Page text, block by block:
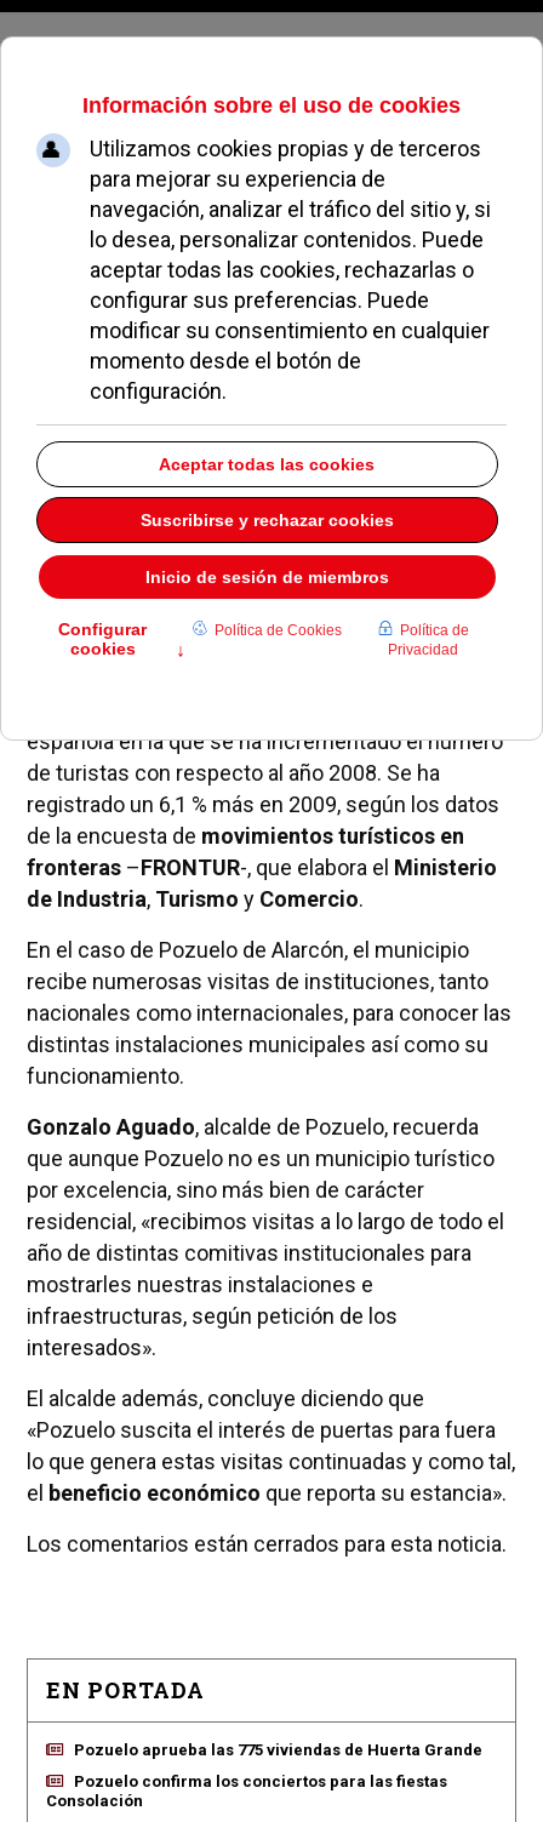
Viernes, 07 de agosto de 2026
Gonzalo Aguado acude a FITUR
PAULA GARCÍA NOTICIAS DE POZUELO 27 ENERO 2010
Pozuelo de Alarcón
acompañó a la
Presidenta Regional, Esperanza Aguirre, en la
española en la que se ha incrementado el número
de turistas con respecto al año 2008. Se ha
registrado un 6,1 % más en 2009, según los datos
de la encuesta de movimientos turísticos en
fronteras–FRONTUR-, que elabora el Ministerio
de Industria, Turismo y Comercio.
En el caso de Pozuelo de Alarcón, el municipio
recibe numerosas visitas de instituciones, tanto
nacionales como internacionales, para conocer las
distintas instalaciones municipales así como su
funcionamiento.
Gonzalo Aguado, alcalde de Pozuelo, recuerda
que aunque Pozuelo no es un municipio turístico
por excelencia, sino más bien de carácter
residencial, «recibimos visitas a lo largo de todo el
año de distintas comitivas institucionales para
mostrarles nuestras instalaciones e
infraestructuras, según petición de los
interesados».
El alcalde además, concluye diciendo que
«Pozuelo suscita el interés de puertas para fuera
lo que genera estas visitas continuadas y como tal,
el beneficio económico que reporta su estancia».
Los comentarios están cerrados para esta noticia.
EN PORTADA
Pozuelo aprueba las 775 viviendas de Huerta Grande
Pozuelo confirma los conciertos para las fiestas
Consolación